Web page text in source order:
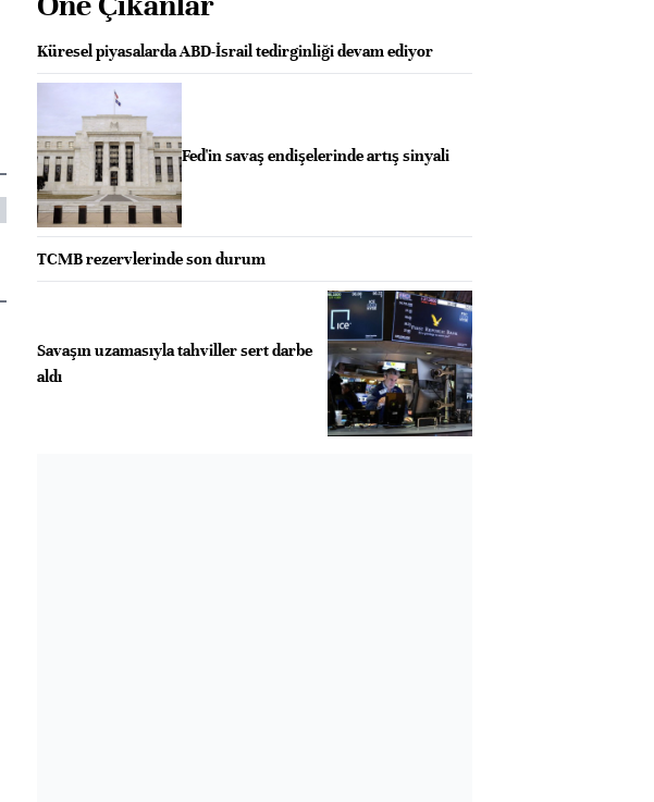
Küresel piyasalarda ABD-İsrail tedirginliği devam ediyor
Fed'in savaş endişelerinde artış sinyali
TCMB rezervlerinde son durum
Savaşın uzamasıyla tahviller sert darbe
aldı